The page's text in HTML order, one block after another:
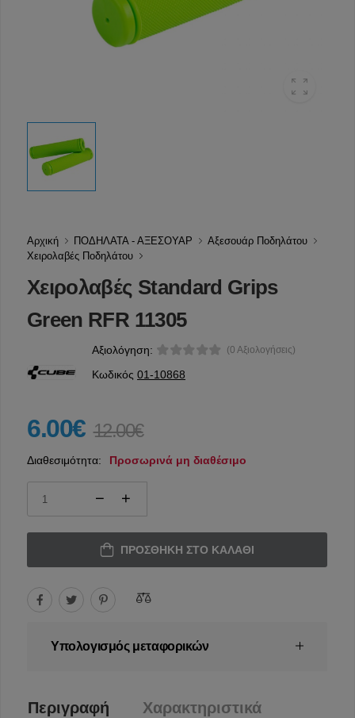
Αρχική ΠΟΔΗΛΑΤΑ - ΑΞΕΣΟΥΑΡ
Αξεσουάρ Ποδηλάτου
Χειρολαβές Ποδηλάτου
Χειρολαβές Standard Grips
Green RFR 11305
Αξιολόγηση: (0 Αξιολογήσεις)
Κωδικός 01-10868
6.00€ 12.00€
Διαθεσιμότητα: Προσωρινά μη διαθέσιμο
ΠΡΟΣΘΉΚΗ ΣΤΟ ΚΑΛΆΘΙ
Υπολογισμός μεταφορικών
Περιγραφή Χαρακτηριστικά